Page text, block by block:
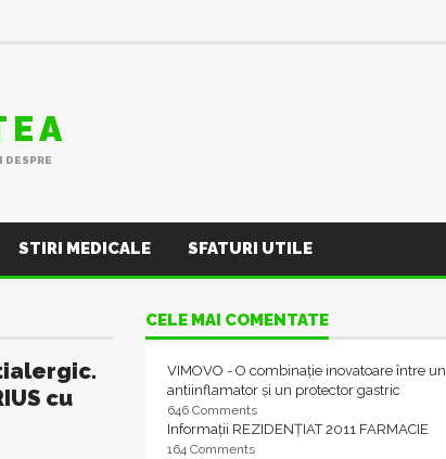
DESPRE
STIRI MEDICALE SFATURI UTILE
cu
CELE MAI COMENTATE
VIMOVO - O combinație inovatoare între un
antiinflamator și un protector gastric
646 Comments
Informații REZIDENȚIAT 2011 FARMACIE
164 Comments